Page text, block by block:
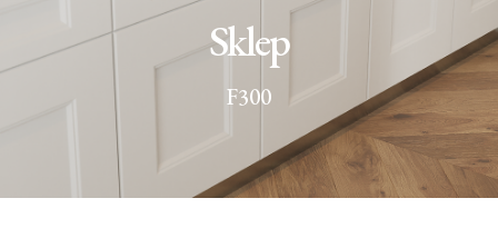
Sklep
F300